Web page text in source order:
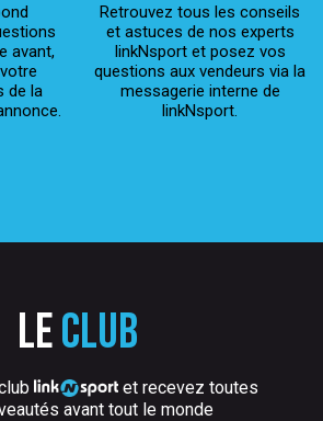
avant,
de la
Retrouvez tous les conseils
et astuces de nos experts
linkNsport et posez vos
questions aux vendeurs via la
messagerie interne de
linkNsport.
Le club
et recevez toutes
avant tout le monde